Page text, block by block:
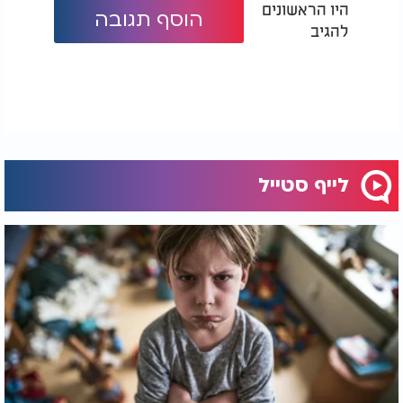
לדברי המומחית, גם אבקה וגם חומר ניקוי נוזלי יכולים
לספק תוצאות מצוינות.
המבוסס על חומצת לימון כדי לשפר את תוצאות הניקוי.
באשר לאבקות, יש נקודה נוספת שחשוב להכיר. שימוש
במים שאינם חמים מספיק או בתוכנית קצרה במיוחד
עלול לגרום לכך שהאבקה לא תתמוסס לחלוטין.
"אם האבקה אינה נמסה כראוי, היא עלולה לגרום
להצטברות שאריות, לסתימות ולפגיעה באיכות הניקוי",
היא מזהירה.
הטעות שרבים עושים בלי לשים לב
גם אם משתמשים בחומר הניקוי הטוב ביותר, מדיח
היו הראשונים
להגיב
הוסף תגובה
לייף סטייל